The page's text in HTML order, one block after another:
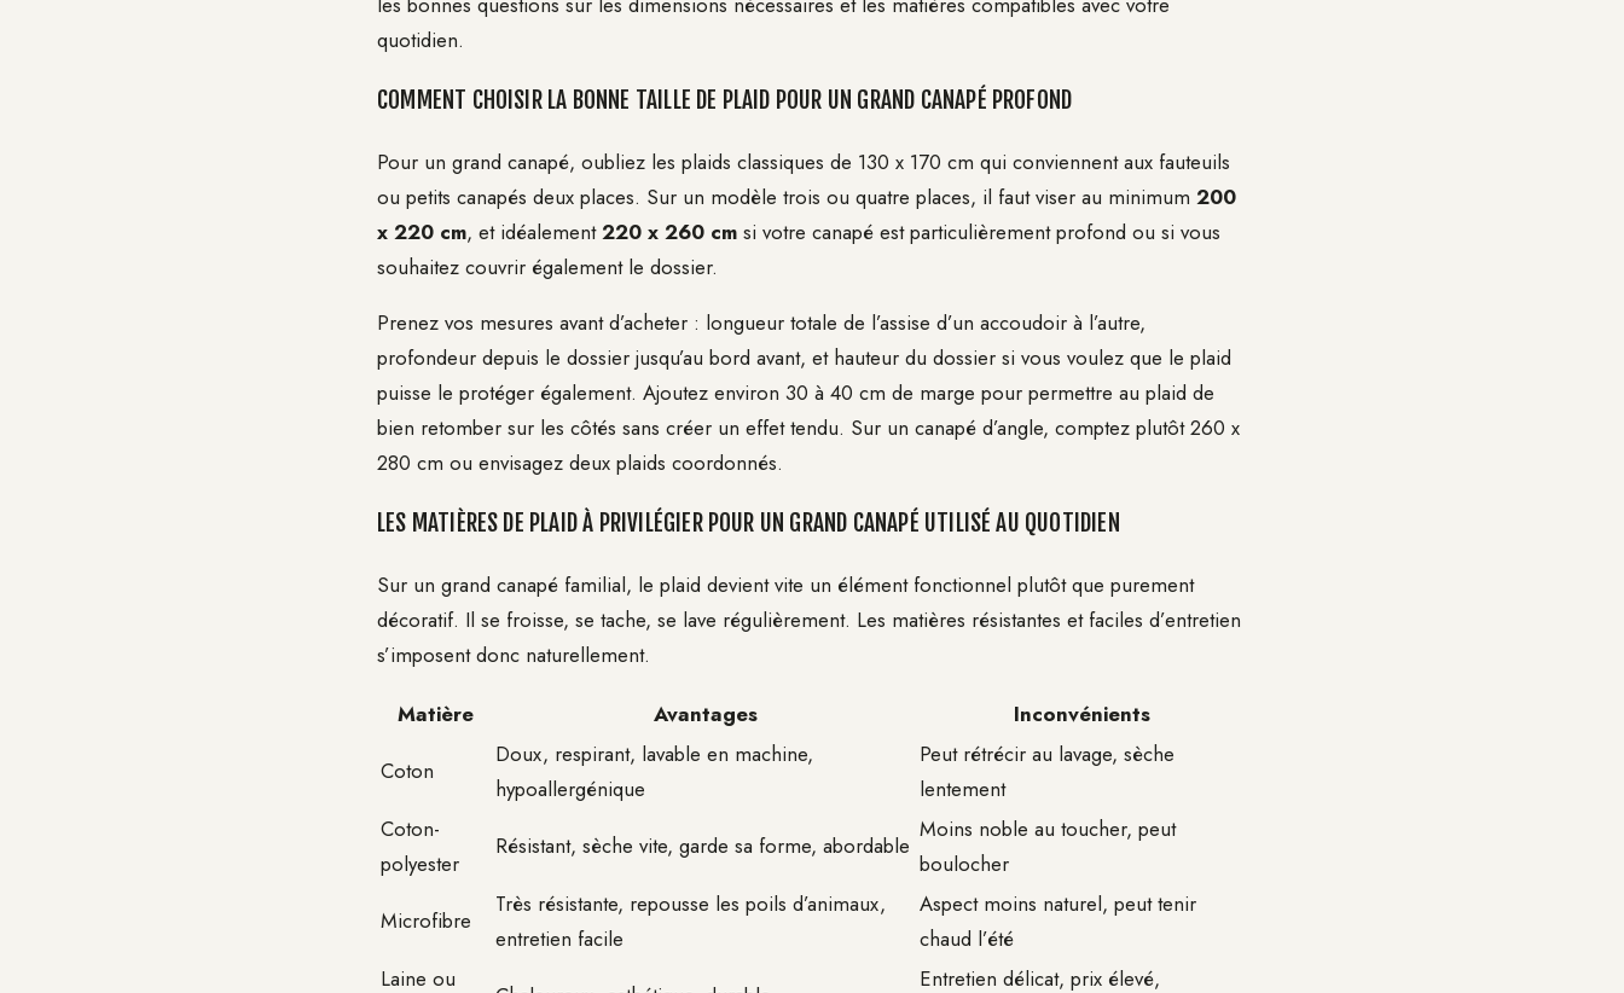
quotidien.
COMMENT CHOISIR LA BONNE TAILLE DE PLAID POUR UN GRAND CANAPÉ PROFOND
Pour un grand canapé, oubliez les plaids classiques de 130 x 170 cm qui conviennent aux fauteuils
ou petits canapés deux places. Sur un modèle trois ou quatre places, il faut viser au minimum 200
x 220 cm, et idéalement220 x 260 cm si votre canapé est particulièrement profond ou si vous
souhaitez couvrir également le dossier.
Prenez vos mesures avant d’acheter : longueur totale de l’assise d’un accoudoir à l’autre,
profondeur depuis le dossier jusqu’au bord avant, et hauteur du dossier si vous voulez que le plaid
puisse le protéger également. Ajoutez environ 30 à 40 cm de marge pour permettre au plaid de
bien retomber sur les côtés sans créer un effet tendu. Sur un canapé d’angle, comptez plutôt 260 x
280 cm ou envisagez deux plaids coordonnés.
LES MATIÈRES DE PLAID À PRIVILÉGIER POUR UN GRAND CANAPÉ UTILISÉ AU QUOTIDIEN
Sur un grand canapé familial, le plaid devient vite un élément fonctionnel plutôt que purement
décoratif. Il se froisse, se tache, se lave régulièrement. Les matières résistantes et faciles d’entretien
s’imposent donc naturellement.
Matière Avantages
Inconvénients
Coton
Doux, respirant, lavable en machine,
hypoallergénique
Peut rétrécir au lavage, sèche
lentement
Coton-
polyester
Résistant, sèche vite, garde sa forme, abordable
Moins noble au toucher, peut
boulocher
Microfibre
Très résistante, repousse les poils d’animaux,
entretien facile
Aspect moins naturel, peut tenir
chaud l’été
Laine ou
Entretien délicat, prix élevé,